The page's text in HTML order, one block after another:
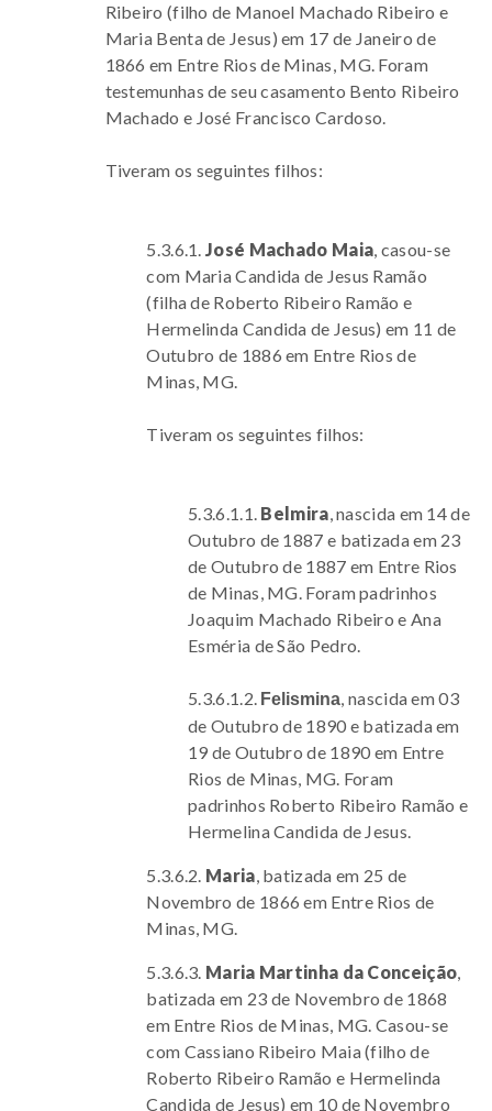
Ribeiro (filho de Manoel Machado Ribeiro e
Maria Benta de Jesus) em 17 de Janeiro de
1866 em Entre Rios de Minas, MG. Foram
testemunhas de seu casamento Bento Ribeiro
Machado e José Francisco Cardoso.
Tiveram os seguintes filhos:
5.3.6.1.José Machado Maia, casou-se
com Maria Candida de Jesus Ramão
(filha de Roberto Ribeiro Ramão e
Hermelinda Candida de Jesus) em 11 de
Outubro de 1886 em Entre Rios de
Minas, MG.
Tiveram os seguintes filhos:
5.3.6.1.1. Belmira, nascida em 14 de
Outubro de 1887 e batizada em 23
de Outubro de 1887 em Entre Rios
de Minas, MG. Foram padrinhos
Joaquim Machado Ribeiro e Ana
Esméria de São Pedro.
5.3.6.1.2. Felismina, nascida em 03
de Outubro de 1890 e batizada em
19 de Outubro de 1890 em Entre
Rios de Minas, MG. Foram
padrinhos Roberto Ribeiro Ramão e
Hermelina Candida de Jesus.
5.3.6.2. Maria, batizada em 25 de
Novembro de 1866 em Entre Rios de
Minas, MG.
5.3.6.3. Maria Martinha da Conceição,
batizada em 23 de Novembro de 1868
em Entre Rios de Minas, MG. Casou-se
com Cassiano Ribeiro Maia (filho de
Roberto Ribeiro Ramão e Hermelinda
Candida de Jesus) em 10 de Novembro